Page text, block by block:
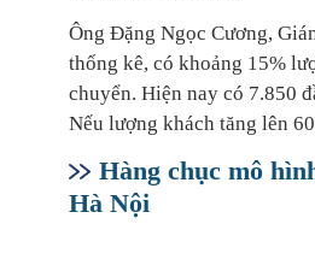
Ông Đặng Ngọc Cương,
thống kê, có khoảng 15%
chuyển. Hiện nay có 7.850
Nếu lượng khách tăng lên
Hàng chục mô
Hà Nội